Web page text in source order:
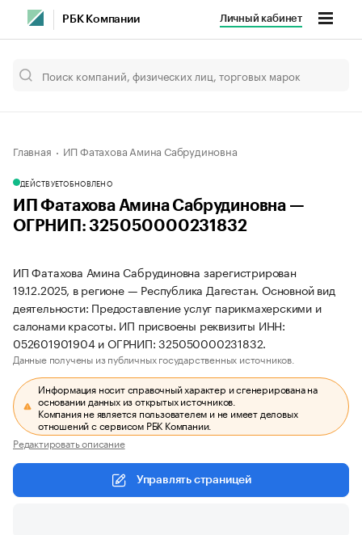
РБК Компании Личный кабинет
Главная ИП Фатахова Амина Сабрудиновна
ДЕЙСТВУЕТОБНОВЛЕНО
ИП Фатахова Амина Сабрудиновна —
ОГРНИП: 325050000231832
ИП Фатахова Амина Сабрудиновна зарегистрирован
19.12.2025, в регионе — Республика Дагестан. Основной вид
деятельности: Предоставление услуг парикмахерскими и
салонами красоты. ИП присвоены реквизиты ИНН:
052601901904 и ОГРНИП: 325050000231832.
Данные получены из публичных государственных источников.
Информация носит справочный характер и сгенерирована на
основании данных из открытых источников.
Компания не является пользователем и не имеет деловых
отношений с сервисом РБК Компании.
Редактировать описание
Управлять страницей